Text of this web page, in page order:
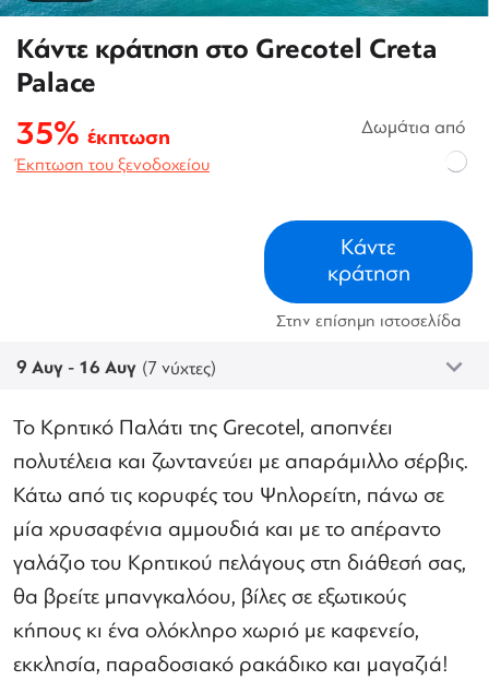
Κάντε κράτηση στο Grecotel Creta
Palace
35% έκπτωση
Έκπτωση του ξενοδοχείου
Δωμάτια από
Κάντε
κράτηση
Στην επίσημη ιστοσελίδα
9 Αυγ - 16 Αυγ (7 νύχτες)
Το Κρητικό Παλάτι της Grecotel, αποπνέει
πολυτέλεια και ζωντανεύει με απαράμιλλο σέρβις.
Κάτω από τις κορυφές του Ψηλορείτη, πάνω σε
μία χρυσαφένια αμμουδιά και με το απέραντο
γαλάζιο του Κρητικού πελάγους στη διάθεσή σας,
θα βρείτε μπανγκαλόου, βίλες σε εξωτικούς
κήπους κι ένα ολόκληρο χωριό με καφενείο,
εκκλησία, παραδοσιακό ρακάδικο και μαγαζιά!